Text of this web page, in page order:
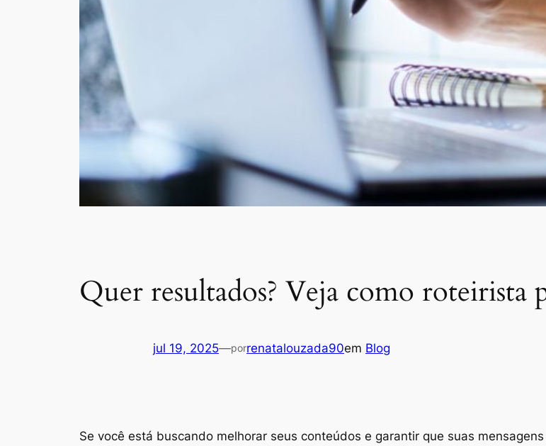
Quer resultados? Veja como roteirista
jul 19, 2025—porrenatalouzada90em Blog
Se você está buscando melhorar seus conteúdos e garantir que suas